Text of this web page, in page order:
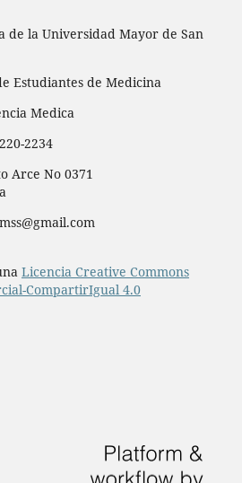
de la Universidad Mayor de San
Estudiantes de Medicina
Medica
2234
Arce No 0371
Licencia Creative Commons
CompartirIgual 4.0